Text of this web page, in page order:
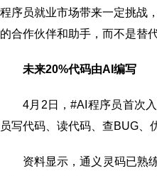
程序员就业市场带来一定挑战
的合作伙伴和助手，而不是替代
未来20%代码由AI编写
4月2日，#AI程序员首次
员写代码、读代码、查BUG
资料显示，通义灵码已熟